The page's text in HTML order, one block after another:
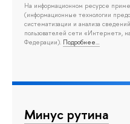
На информационном ресурсе
(информационные технологии
систематизации и анализа
пользователей сети «Интернет»,
Федерации). Подробнее…
Минус рутина